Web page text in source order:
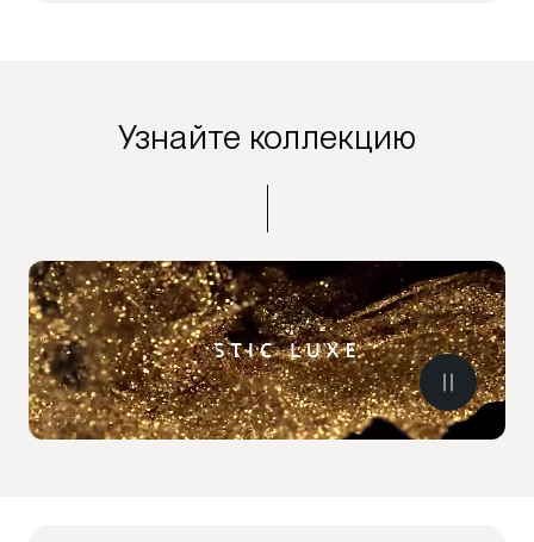
Узнайте коллекцию